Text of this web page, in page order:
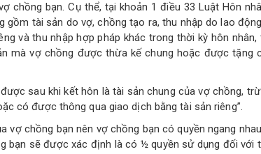
chồng bạn. Cụ thể, tại khoản 1 điều 33 Luật Hôn
gồm tài sản do vợ, chồng tạo ra, thu nhập do lao
và thu nhập hợp pháp khác trong thời kỳ hôn
mà vợ chồng được thừa kế chung hoặc được tặng
sau khi kết hôn là tài sản chung của vợ chồng,
có được thông qua giao dịch bằng tài sản riêng”.
vợ chồng bạn nên vợ chồng bạn có quyền ngang
bạn sẽ được xác định là có ½ quyền sử dụng đối với